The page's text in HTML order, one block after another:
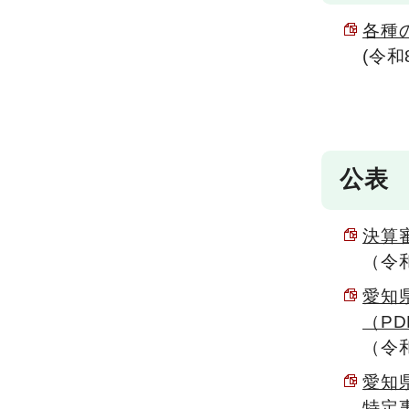
各種
(令
公表
決算
（
愛知
（
（
愛知